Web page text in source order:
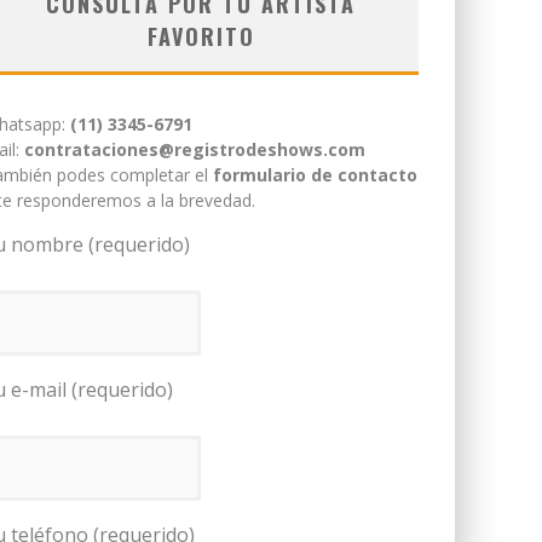
FAVORITO
(11) 3345-6791
contrataciones@registrodeshows.com
podes completar el formulario de contacto
responderemos a la brevedad.
nombre (requerido)
e-mail (requerido)
teléfono (requerido)